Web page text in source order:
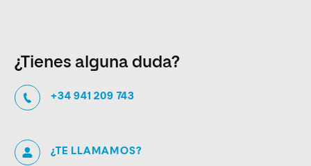
¿Tienes alguna duda?
+34 941 209 743
¿TE LLAMAMOS?